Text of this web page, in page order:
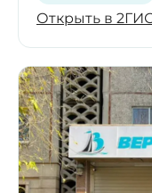
Открыть в